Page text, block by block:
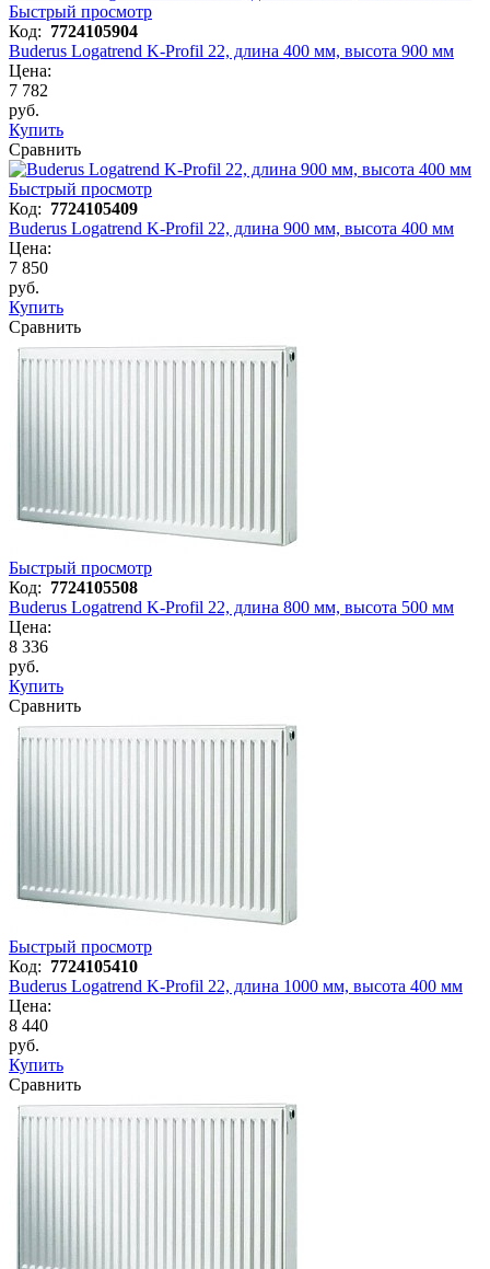
Быстрый просмотр
Код: 7724105904
Buderus Logatrend K-Profil 22, длина 400 мм, высота 900 мм
Цена:
7 782
руб.
Купить
Сравнить
Быстрый просмотр
Код: 7724105409
Buderus Logatrend K-Profil 22, длина 900 мм, высота 400 мм
Цена:
7 850
руб.
Купить
Сравнить
Быстрый просмотр
Код: 7724105508
Buderus Logatrend K-Profil 22, длина 800 мм, высота 500 мм
Цена:
8 336
руб.
Купить
Сравнить
Быстрый просмотр
Код: 7724105410
Buderus Logatrend K-Profil 22, длина 1000 мм, высота 400 мм
Цена:
8 440
руб.
Купить
Сравнить